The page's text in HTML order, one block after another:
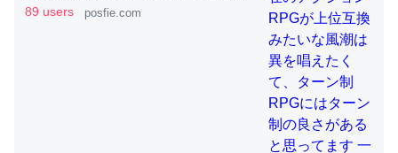
論文では「淡水はカルシウムも酸素も不足してて両方に不
利だから両方が拮抗してるのでは」とあって面白い。海に
いる鋏角類（カブトガニ・ウミグモ）はカルシウムを使わ
にはターン制の良さがあると思って
89 users posfie.com